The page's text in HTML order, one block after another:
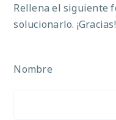
Rellena el siguiente
solucionarlo. ¡Gracias!
Nombre